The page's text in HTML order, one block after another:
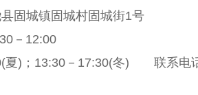
城镇固城村固城街1号
－ 12:00
夏) ； 13:30 － 17:30(冬) 联系电话